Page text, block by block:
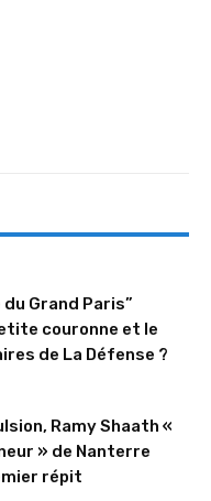
du Grand Paris”
couronne et le
de La Défense ?
Ramy Shaath «
» de Nanterre
répit